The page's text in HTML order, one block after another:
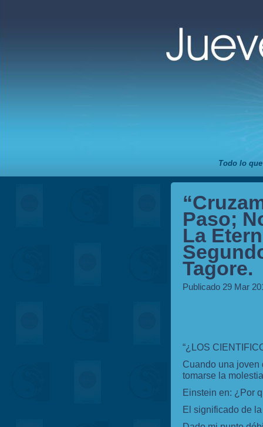
Todo lo
Paso;
La
Tagore.
Publicado 29 Mar
“¿LOS
Cuando una joven
tomarse la
Einstein en: ¿Por
El significado de